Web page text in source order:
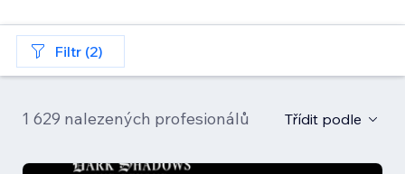
Filtr (2)
1 629 nalezených profesionálů Třídit podle